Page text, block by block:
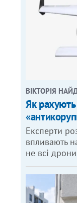
ВІКТОРІЯ
Як рахують
Експерти
впливають
не всі